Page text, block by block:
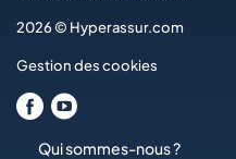
2026 © Hyperassur.com
Gestion des cookies
Qui sommes-nous ?